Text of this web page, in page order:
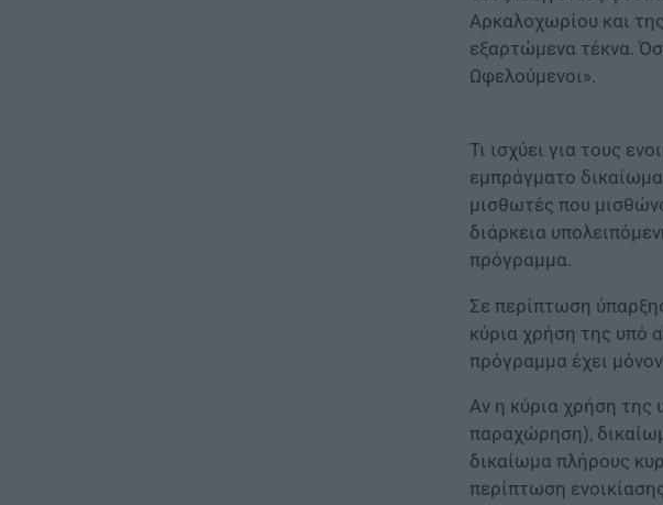
Αρκαλοχωρίου και
εξαρτώμενα τέκνα.
Ωφελούμενοι».
Τι ισχύει για τους
εμπράγματο
μισθωτές που
διάρκεια
πρόγραμμα.
Σε περίπτωση
κύρια χρήση της υπό
πρόγραμμα έχει
Αν η κύρια χρήση της
παραχώρηση),
δικαίωμα πλήρους
περίπτωση